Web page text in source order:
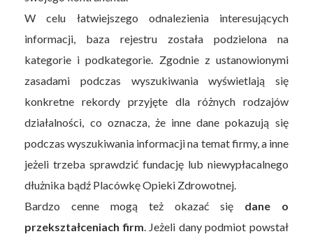
W celu łatwiejszego odnalezienia interesujących
informacji, baza rejestru została podzielona na
kategorie i podkategorie. Zgodnie z ustanowionymi
zasadami podczas wyszukiwania wyświetlają się
konkretne rekordy przyjęte dla różnych rodzajów
działalności, co oznacza, że inne dane pokazują się
podczas wyszukiwania informacji na temat firmy, a inne
jeżeli trzeba sprawdzić fundację lub niewypłacalnego
dłużnika bądź Placówkę Opieki Zdrowotnej.
Bardzo cenne mogą też okazać się dane o
przekształceniach firm . Jeżeli dany podmiot powstał